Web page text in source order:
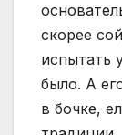
скорее
испытать
было. А
в бочке,